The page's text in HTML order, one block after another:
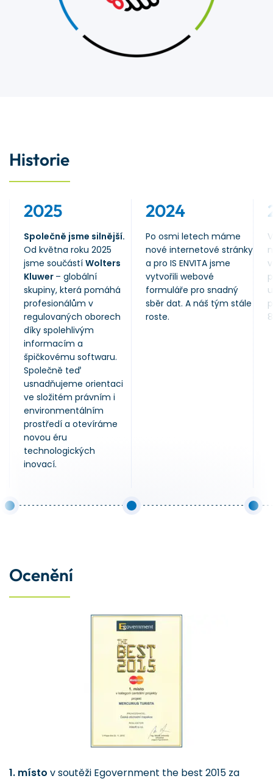
Historie
2025
Společně jsme silnější.
Od května roku 2025
jsme součástí Wolters
Kluwer – globální
skupiny, která pomáhá
profesionálům v
regulovaných oborech
díky spolehlivým
informacím a
špičkovému softwaru.
Společně teď
usnadňujeme orientaci
ve složitém právním i
environmentálním
prostředí a otevíráme
novou éru
technologických
inovací.
2024
Po osmi letech máme
nové internetové stránky
a pro IS ENVITA jsme
vytvořili webové
formuláře pro snadný
sběr dat. A náš tým stále
roste.
Ocenění
1. místo v soutěži Egovernment the best 2015 za